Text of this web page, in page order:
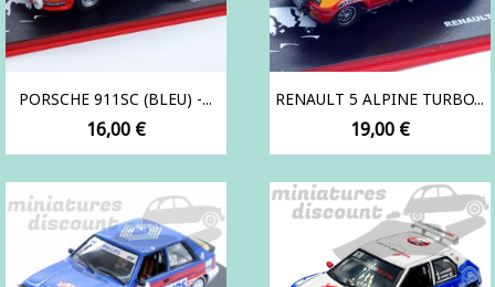
PORSCHE 911SC (BLEU) -...
Prix
16,00 €
RENAULT 5 ALPINE TURBO...
Prix
19,00 €